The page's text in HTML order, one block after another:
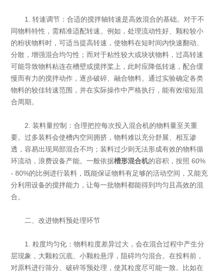
1. 转速调节：合适的搅拌轴转速是高效混合的基础。对于不
同物料特性，需精准适配转速。例如，处理流动性好、颗粒较小
的粉状物料时，可适当提高转速，使物料在短时间内快速翻动、
分散，增强混合均匀性；而对于粘性较大或块状物料，过高转速
可能导致物料粘连在槽壁或搅拌桨上，此时应降低转速，配合缓
慢而有力的搅拌动作，逐步破碎、融合物料。通过实验确定各类
物料的较佳转速范围，并在实际操作中严格执行，能有效缩短混
合周期。
2. 装料量控制：合理把控每次投入混合机的物料量至关重
要。过多装料会使槽内空间拥挤，物料难以充分舒展、相互渗
透，容易出现局部混合不均；装料过少则无法形成有效的物料循
环流动，浪费设备产能。一般依据槽形混合机的容积，按照 60%
- 80%的比例进行装料，既能保证物料有足够的活动空间，又能充
分利用设备的搅拌能力，让每一批物料都能得到均匀且高效的混
合。
二、改进物料预处理环节
1. 粒度均匀化：物料粒度差异过大，会在混合过程中产生分
层现象，大颗粒沉底、小颗粒悬浮，阻碍均匀混合。在投料前，
对原料进行筛分、破碎等预处理，使其粒度尽可能一致。比如在